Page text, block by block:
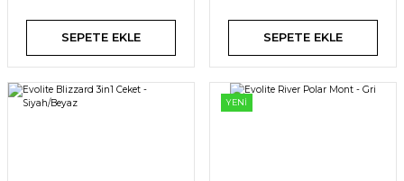
SEPETE EKLE SEPETE EKLE
YENİ